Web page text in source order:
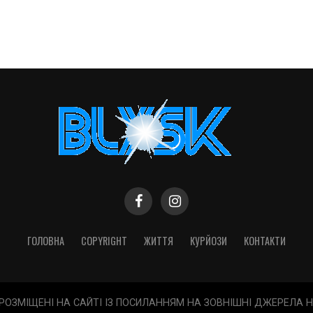
ГОЛОВНА COPYRIGHT ЖИТТЯ КУРЙОЗИ КОНТАКТИ
НА САЙТІ ІЗ ПОСИЛАННЯМ НА ЗОВНІШНІ ДЖЕРЕЛА